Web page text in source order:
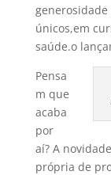
únicos,em
saúde.o
Pensa
m que
acaba
por
aí­? A
própria de